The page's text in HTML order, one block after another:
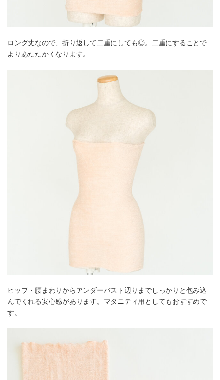
ロング丈なので、折り返して二重にしても◎。二重にすることで
よりあたたかくなります。
ヒップ・腰まわりからアンダーバスト辺りまでしっかりと包み込
んでくれる安心感があります。マタニティ用としてもおすすめで
す。